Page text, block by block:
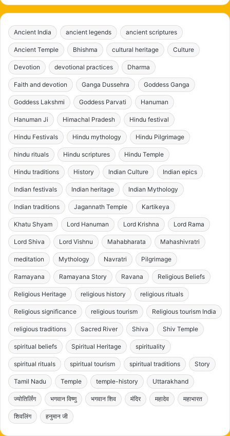
Ancient India ancient legends ancient scriptures
Ancient Temple Bhishma cultural heritage Culture
Devotion devotional practices Dharma
Faith and devotion Ganga Dussehra Goddess Ganga
Goddess Lakshmi Goddess Parvati Hanuman
Hanuman Ji Himachal Pradesh Hindu festival
Hindu Festivals Hindu mythology Hindu Pilgrimage
hindu rituals Hindu scriptures Hindu Temple
Hindu traditions History Indian Culture Indian epics
Indian festivals Indian heritage Indian Mythology
Indian traditions Jagannath Temple Kartikeya
Khatu Shyam Lord Hanuman Lord Krishna Lord Rama
Lord Shiva Lord Vishnu Mahabharata Mahashivratri
meditation Mythology Navratri Pilgrimage
Ramayana Ramayana Story Ravana Religious Beliefs
Religious Heritage religious history religious rituals
Religious significance religious tourism Religious tourism India
religious traditions Sacred River Shiva Shiv Temple
spiritual beliefs Spiritual Heritage spirituality
spiritual rituals spiritual tourism spiritual traditions Story
Tamil Nadu Temple temple-history Uttarakhand
ज्योतिर्लिंग भगवान विष्णु भगवान शिव मंदिर महादेव महाभारत
शिवलिंग हनुमान जी